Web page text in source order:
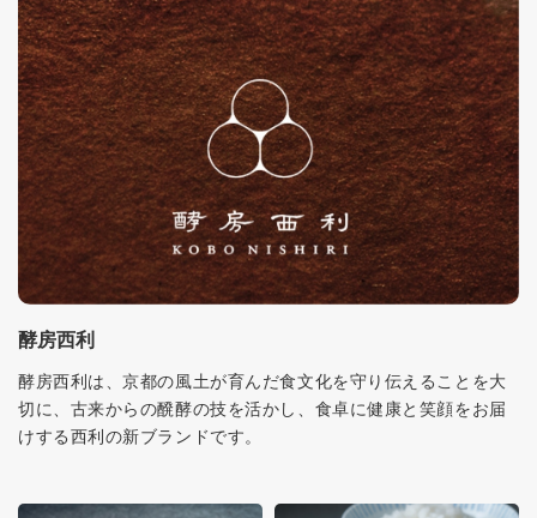
酵房西利
酵房西利は、京都の風土が育んだ食文化を守り伝えることを大
切に、古来からの醗酵の技を活かし、食卓に健康と笑顔をお届
けする西利の新ブランドです。